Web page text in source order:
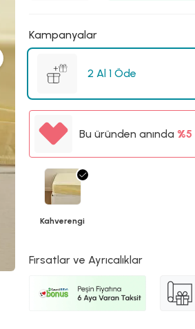
Kampanyalar
2 Al 1 Öde
Bu üründen anında %5
%5
Kahverengi
Fırsatlar ve Ayrıcalıklar